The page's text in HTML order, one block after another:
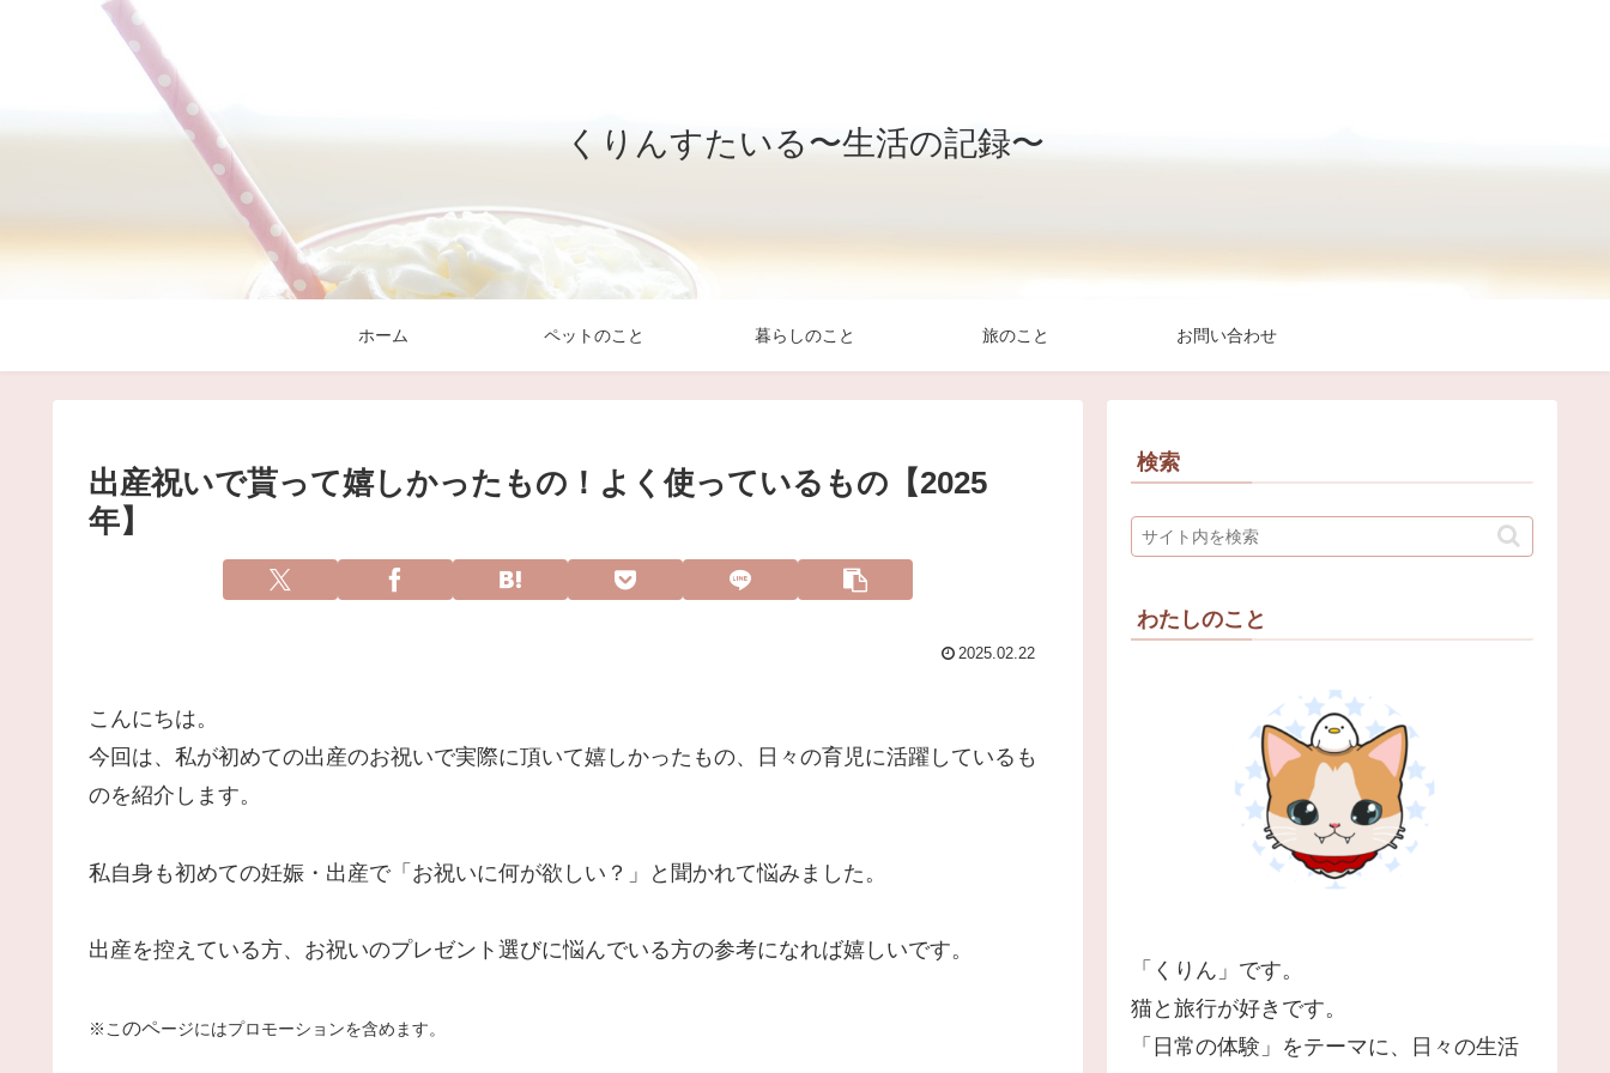
くりんすたいる〜生活の記録〜
ホーム ペットのこと 暮らしのこと 旅のこと お問い合わせ
出産祝いで貰って嬉しかったもの！よく使っているもの【2025
年】
2025.02.22
こんにちは。
今回は、私が初めての出産のお祝いで実際に頂いて嬉しかったもの、日々の育児に活躍しているも
のを紹介します。
私自身も初めての妊娠・出産で「お祝いに何が欲しい？」と聞かれて悩みました。
出産を控えている方、お祝いのプレゼント選びに悩んでいる方の参考になれば嬉しいです。
※こ のページにはプロモーションを含めます。
検索
わたしのこと
「くりん」です。
猫と旅行が好きです。
「日常の体験」をテーマに、日々の生活